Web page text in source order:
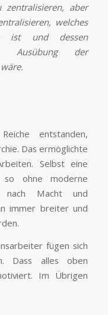
aber
welches
ist und dessen
Ausübung der
entstanden,
Das ermöglichte
Selbst eine
so ohne moderne
nach Macht und
immer breiter und
fügen sich
Dass alles oben
Im Übrigen